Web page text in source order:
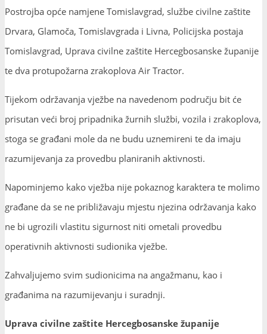
Postrojba opće namjene Tomislavgrad, službe civilne zaštite
Drvara, Glamoča, Tomislavgrada i Livna, Policijska postaja
Tomislavgrad, Uprava civilne zaštite Hercegbosanske županije
te dva protupožarna zrakoplova Air Tractor.
Tijekom održavanja vježbe na navedenom području bit će
prisutan veći broj pripadnika žurnih službi, vozila i zrakoplova,
stoga se građani mole da ne budu uznemireni te da imaju
razumijevanja za provedbu planiranih aktivnosti.
Napominjemo kako vježba nije pokaznog karaktera te molimo
građane da se ne približavaju mjestu njezina održavanja kako
ne bi ugrozili vlastitu sigurnost niti ometali provedbu
operativnih aktivnosti sudionika vježbe.
Zahvaljujemo svim sudionicima na angažmanu, kao i
građanima na razumijevanju i suradnji.
Uprava civilne zaštite Hercegbosanske županije